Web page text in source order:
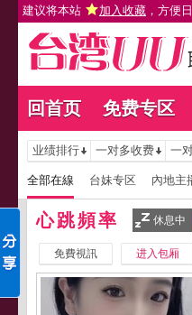
建议将本站 加入收藏 ，方便
回首页 免费专区
业绩排行 一对多收费 一
全部在線 台妹专区 內地主
心跳頻率 休息中
免費視訊 进入包厢